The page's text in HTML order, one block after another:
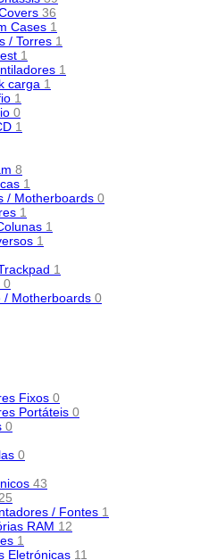
36
Cases 1
/ Torres 1
1
1
carga 1
1
0
1
8
1
/ Motherboards 0
1
1
1
1
0
/ Motherboards 0
Fixos 0
Portáteis 0
0
0
43
25
/ Fontes 1
RAM 12
1
Eletrónicas 11